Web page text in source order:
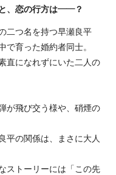
、恋の行方は――？
二つ名を持つ早瀬良平
育った婚約者同士。
直になれずにいた二人の
が飛び交う様や、硝煙の
平の関係は、まさに大人
ストーリーには「この先